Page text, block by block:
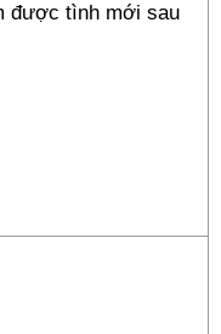
được tình mới sau